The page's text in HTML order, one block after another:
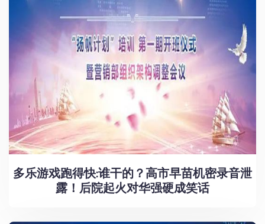
多乐游戏跑得快:谁干的？高市早苗机密录音泄
露！后院起火对华强硬成笑话